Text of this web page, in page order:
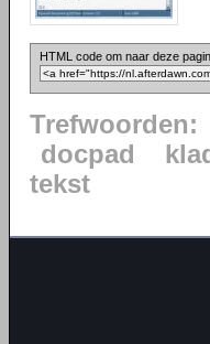
HTML code om naar deze
Trefwoorden:
docpad
tekst